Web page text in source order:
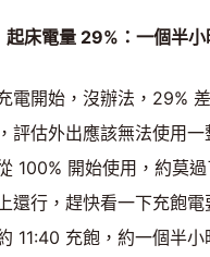
床電量 29%：一個半小
電開始，沒辦法，29%
評估外出應該無法使用
100% 開始使用，約莫過
還行，趕快看一下充飽
11:40 充飽，約一個半